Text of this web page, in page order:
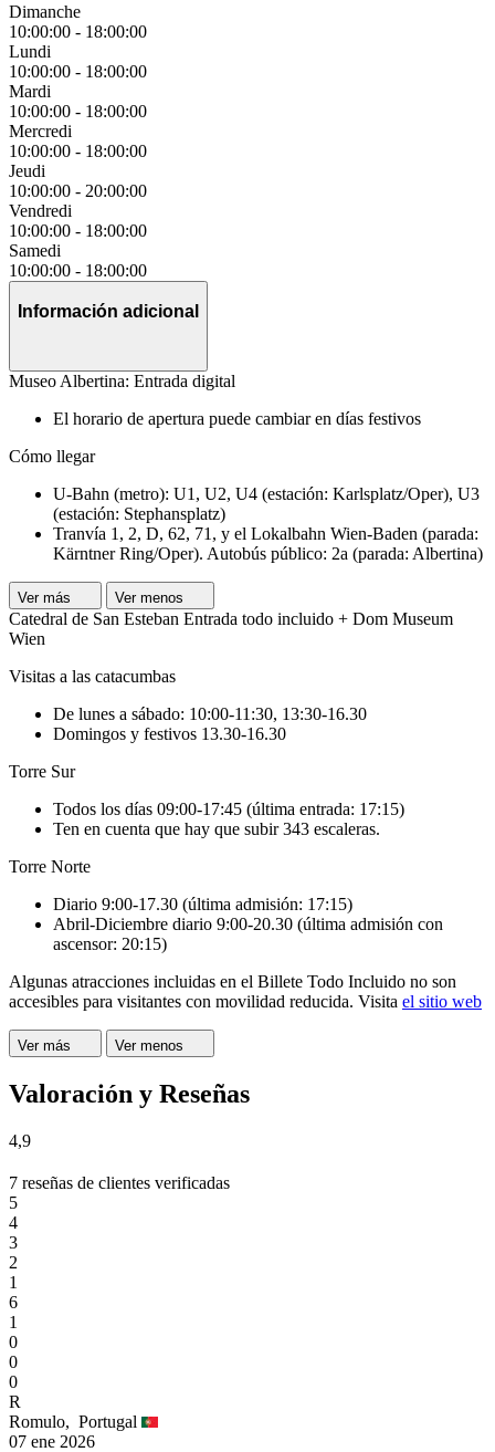
Dimanche
10:00:00 - 18:00:00
Lundi
10:00:00 - 18:00:00
Mardi
10:00:00 - 18:00:00
Mercredi
10:00:00 - 18:00:00
Jeudi
10:00:00 - 20:00:00
Vendredi
10:00:00 - 18:00:00
Samedi
10:00:00 - 18:00:00
Información adicional
Museo Albertina: Entrada digital
El horario de apertura puede cambiar en días festivos
Cómo llegar
U-Bahn (metro): U1, U2, U4 (estación: Karlsplatz/Oper), U3
(estación: Stephansplatz)
Tranvía 1, 2, D, 62, 71, y el Lokalbahn Wien-Baden (parada:
Kärntner Ring/Oper). Autobús público: 2a (parada: Albertina)
Ver más Ver menos
Catedral de San Esteban Entrada todo incluido + Dom Museum
Wien
Visitas a las catacumbas
De lunes a sábado: 10:00-11:30, 13:30-16.30
Domingos y festivos 13.30-16.30
Torre Sur
Todos los días 09:00-17:45 (última entrada: 17:15)
Ten en cuenta que hay que subir 343 escaleras.
Torre Norte
Diario 9:00-17.30 (última admisión: 17:15)
Abril-Diciembre diario 9:00-20.30 (última admisión con
ascensor: 20:15)
Algunas atracciones incluidas en el Billete Todo Incluido no son
accesibles para visitantes con movilidad reducida. Visita el sitio web
Ver más Ver menos
Valoración y Reseñas
4,9
7 reseñas de clientes verificadas
5
4
3
2
1
6
1
0
0
0
R
Romulo, Portugal
07 ene 2026